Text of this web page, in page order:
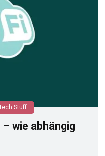
Stuff
– wie abhängig